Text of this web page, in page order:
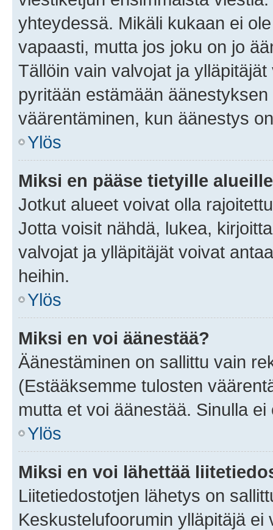
yhteydessä. Mikäli kukaan ei
vapaasti, mutta jos joku on jo
Tällöin vain valvojat ja
pyritään estämään
väärentäminen, kun äänestys
Ylös
Miksi en pääse tietyille
Jotkut alueet voivat olla
Jotta voisit nähdä, lukea,
valvojat ja ylläpitäjät voivat
heihin.
Ylös
Miksi en voi äänestää?
Äänestäminen on sallittu vain
(Estääksemme tulosten
mutta et voi äänestää. Sinulla
Ylös
Miksi en voi lähettää
Liitetiedostotjen lähetys on
Keskustelufoorumin ylläpitäjä